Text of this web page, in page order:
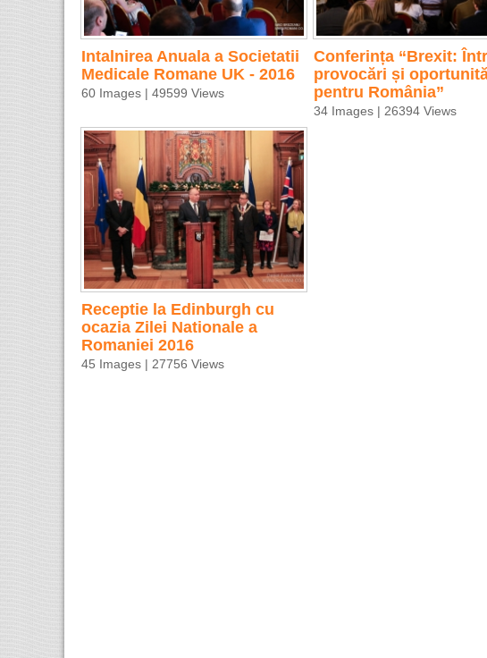
Intalnirea Anuala a Societatii
Medicale Romane UK - 2016
60 Images | 49599 Views
Conferința “Brexit:
provocări și
pentru România”
34 Images | 26394 Views
Receptie la Edinburgh cu
ocazia Zilei Nationale a
Romaniei 2016
45 Images | 27756 Views